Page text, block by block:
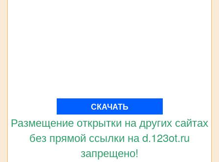
СКАЧАТЬ
Размещение открытки на других сайтах
без прямой ссылки на d.123ot.ru
запрещено!